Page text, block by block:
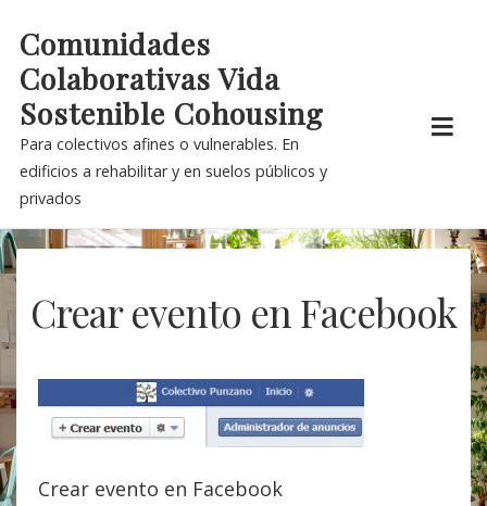
content
Comunidades
Colaborativas Vida
Sostenible Cohousing
Para colectivos afines o vulnerables. En
edificios a rehabilitar y en suelos públicos y
privados
Crear evento en Facebook
Crear evento en Facebook